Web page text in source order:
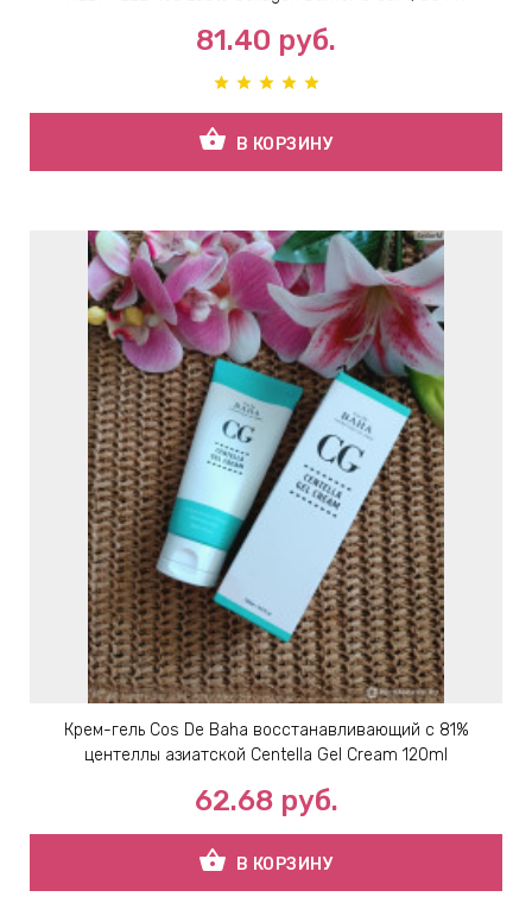
81.40 руб.
shopping_basket В КОРЗИНУ
Крем-гель Cos De Baha восстанавливающий с 81%
центеллы азиатской Centella Gel Cream 120ml
62.68 руб.
shopping_basket В КОРЗИНУ